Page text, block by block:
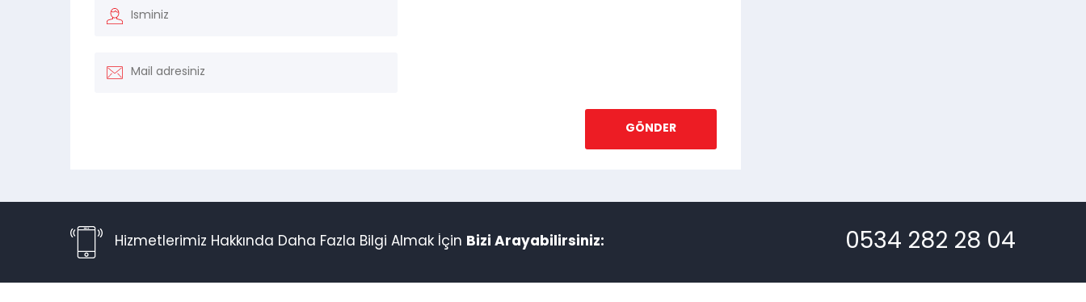
Hizmetlerimiz Hakkında Daha Fazla Bilgi Almak İçin Bizi Arayabilirsiniz: 0534 282 28 04